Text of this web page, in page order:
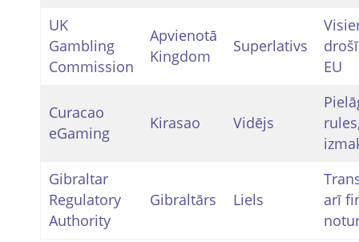
UK
Gambling
Commission
Apvienotā
Kingdom
Superlativs
EU
Curacao
eGaming
Kirasao Vidējs
Gibraltar
Regulatory
Authority
Gibraltārs Liels
arī